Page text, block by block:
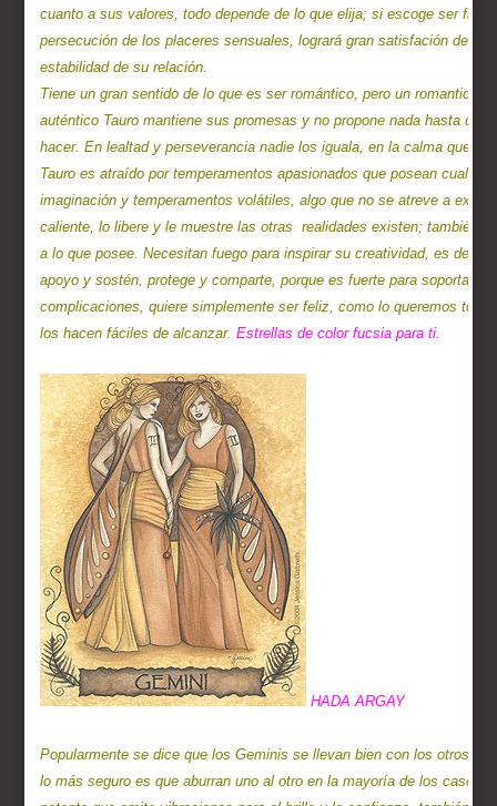
cuanto a sus valores, todo depende de lo que elija; si escoge ser
persecución de los placeres sensuales, logrará gran satisfación de
estabilidad de su relación.
Tiene un gran sentido de lo que es ser romántico, pero un
auténtico Tauro mantiene sus promesas y no propone nada hasta
hacer. En lealtad y perseverancia nadie los iguala, en la calma que
Tauro es atraído por temperamentos apasionados que posean
imaginación y temperamentos volátiles, algo que no se atreve a
caliente, lo libere y le muestre las otras  realidades existen; también
a lo que posee. Necesitan fuego para inspirar su creatividad, es
apoyo y sostén, protege y comparte, porque es fuerte para soportar
complicaciones, quiere simplemente ser feliz, como lo queremos
los hacen fáciles de alcanzar. Estrellas de color fucsia para ti.
HADA ARGAY
Popularmente se dice que los Geminis se llevan bien con los otros
lo más seguro es que aburran uno al otro en la mayoría de los casos.